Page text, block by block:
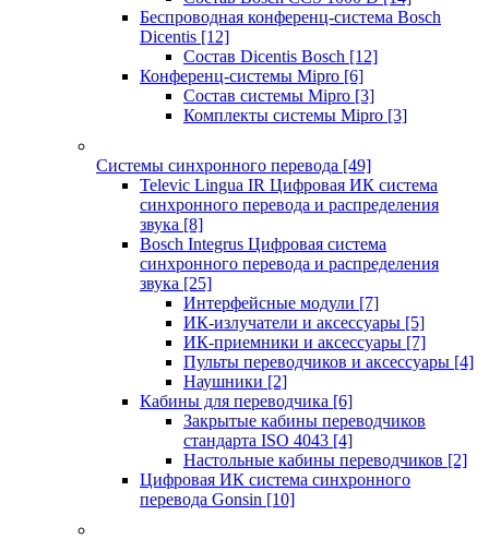
Беспроводная конференц-система Bosch
Dicentis [12]
Состав Dicentis Bosch [12]
Конференц-системы Mipro [6]
Состав системы Mipro [3]
Комплекты системы Mipro [3]
Системы синхронного перевода [49]
Televic Lingua IR Цифровая ИК система
синхронного перевода и распределения
звука [8]
Bosch Integrus Цифровая система
синхронного перевода и распределения
звука [25]
Интерфейсные модули [7]
ИК-излучатели и аксессуары [5]
ИК-приемники и аксессуары [7]
Пульты переводчиков и аксессуары [4]
Наушники [2]
Кабины для переводчика [6]
Закрытые кабины переводчиков
стандарта ISO 4043 [4]
Настольные кабины переводчиков [2]
Цифровая ИК система синхронного
перевода Gonsin [10]